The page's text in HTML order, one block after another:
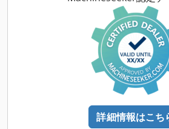
詳細情報はこち